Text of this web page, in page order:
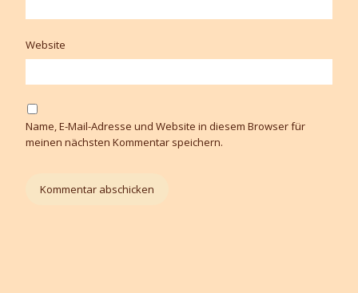
Website
Name, E-Mail-Adresse und Website in diesem Browser für
meinen nächsten Kommentar speichern.